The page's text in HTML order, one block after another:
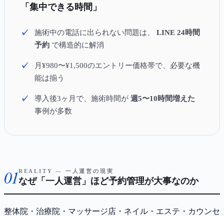
「集中できる時間」
施術中の電話に出られない問題は、 LINE 24時間
予約 で構造的に解消
月¥980〜¥1,500のエントリー価格帯で、必要な機
能は揃う
導入後3ヶ月で、施術時間が 週5〜10時間増えた
事例が多数
01REALITY — 一人運営の現実
なぜ「一人運営」ほど予約管理が大事なのか
整体院・治療院・マッサージ店・ネイル・エステ・カウンセ